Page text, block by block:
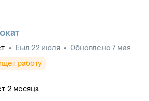
• Был 22 июля • Обновлено 7 мая
работу
2 месяца